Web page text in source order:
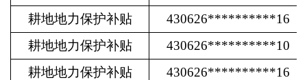
耕地地力保护补贴
430626**********16
耕地地力保护补贴
430626**********10
耕地地力保护补贴
430626**********16